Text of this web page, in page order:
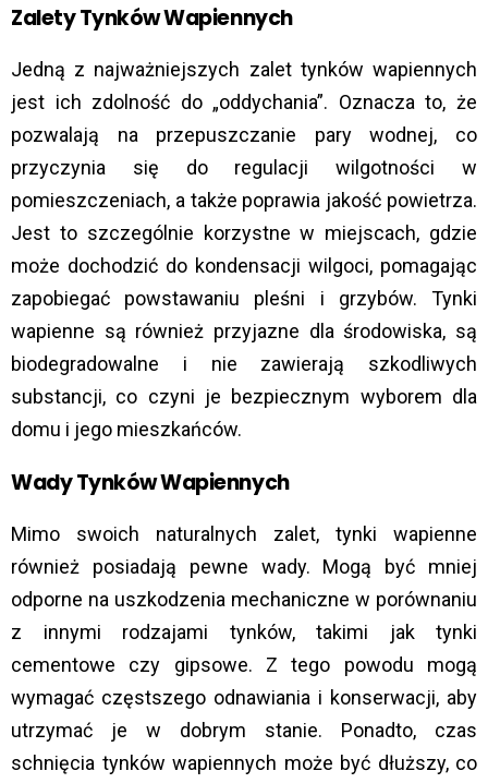
Zalety Tynków Wapiennych
Jedną z najważniejszych zalet tynków wapiennych
jest ich zdolność do „oddychania”. Oznacza to, że
pozwalają na przepuszczanie pary wodnej, co
przyczynia się do regulacji wilgotności w
pomieszczeniach, a także poprawia jakość powietrza.
Jest to szczególnie korzystne w miejscach, gdzie
może dochodzić do kondensacji wilgoci, pomagając
zapobiegać powstawaniu pleśni i grzybów. Tynki
wapienne są również przyjazne dla środowiska, są
biodegradowalne i nie zawierają szkodliwych
substancji, co czyni je bezpiecznym wyborem dla
domu i jego mieszkańców.
Wady Tynków Wapiennych
Mimo swoich naturalnych zalet, tynki wapienne
również posiadają pewne wady. Mogą być mniej
odporne na uszkodzenia mechaniczne w porównaniu
z innymi rodzajami tynków, takimi jak tynki
cementowe czy gipsowe. Z tego powodu mogą
wymagać częstszego odnawiania i konserwacji, aby
utrzymać je w dobrym stanie. Ponadto, czas
schnięcia tynków wapiennych może być dłuższy, co